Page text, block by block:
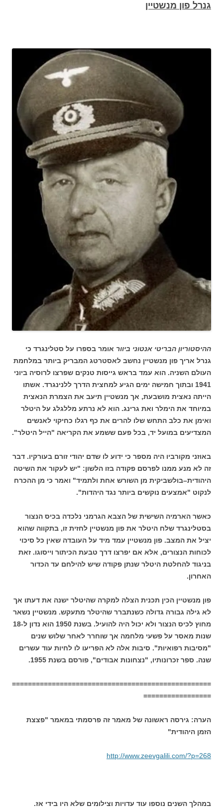
גנרל פון מנשטיין
ההיסטוריון הבריטי אנטוני ביוור אומר בספרו על סטלינגרד כי
גנרל אריך פון מנשטיין נחשב לאסטרטג המבריק ביותר במלחמת
העולם השניה. הוא עמד בראש גייסות טנקים שפרצו לרוסיה ביוני
1941 ובתוך חמישה ימים הגיע למחצית הדרך ללנינגרד. אשתו
הייתה נאצית מושבעת, אך מנשטיין תיעב את הצמרת הנאצית
במיוחד את הימלר ואת גרינג. הוא לא נרתע מללגלג על היטלר
ואימן את כלב התחש שלו להרים את כף רגלו כחיקוי לאנשים
המצדיעים במועל יד, בכל פעם ששמע את הקריאה "הייל היטלר".
באוזני מקורביו היה מספר כי ידוע לו שדם יהודי זורם בעורקיו. דבר
זה לא מנע ממנו לפרסם פקודה בזו הלשון: "יש לעקור את השיטה
היהודית–בולשביקית מן השורש אחת ולתמיד" ואמר כי מן ההכרח
לנקוט "אמצעים נוקשים ביותר נגד היהדות".
כאשר הארמיה השישית של הצבא הגרמני נלכדה בכיס הנצור
בסטלינגרד שלח היטלר את פון מנשטיין לחזית זו, בתקווה שהוא
יציל את המצב. פון מנשטיין עמד מיד על העובדה שאין כל סיכוי
לכוחות הנצורים, אלא אם יפרצו דרך טבעת הכיתור וייסוגו. זאת
בניגוד להחלטת היטלר שנתן פקודה שיש להילחם עד הכדור
האחרון.
פון מנשטיין הכין תכנית הצלה למקרה שהיטלר ישנה את דעתו אך
לא גילה גבורה גדולה כשנתברר שהיטלר מתעקש. מנשטיין נשאר
מחוץ לכיס הנצור ולא יכול היה להועיל. בשנת 1950 הוא נדון ל-18
שנות מאסר על פשעי מלחמה אך שוחרר לאחר שלוש שנים
"מסיבות רפואיות". סיבות אלה לא הפריעו לו לחיות עוד עשרים
שנה. ספר זכרונותיו, "נצחונות אבודים", פורסם בשנת 1955.
==================================================
=================
הערה: גירסה ראשונה של מאמר זה פרסמתי במאמר "פצצת
הזמן היהודית"
http://www.zeevgalili.com/?p=268
במהלך השנים נוספו עוד עדויות וצילומים שלא היו בידי אז.